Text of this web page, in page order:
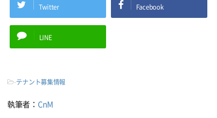
Twitter Facebook
LINE
-テナント募集情報
執筆者： CnM